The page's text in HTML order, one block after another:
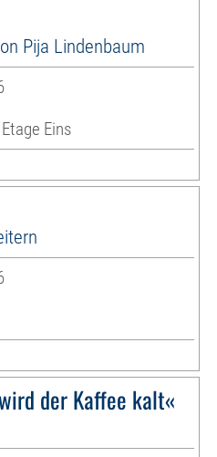
Pija Lindenbaum
Eins
der Kaffee kalt«